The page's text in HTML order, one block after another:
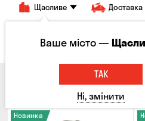
Щасливе Доставка
Вода Енергетичні
СОЛОДКІ НАПОЇ
Новинка
Ваше місто —
ТАК
Ні, змінити